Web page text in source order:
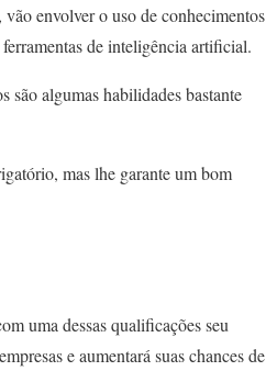
envolver o uso de conhecimentos
de inteligência artificial.
são algumashabilidadesbastante
mas lhe garante um bom
uma dessas qualificações seu
e aumentará suas chances de